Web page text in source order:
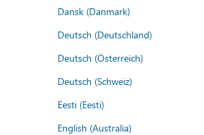
Dansk (Danmark)
Deutsch (Deutschland)
Deutsch (Österreich)
Deutsch (Schweiz)
Eesti (Eesti)
English (Australia)